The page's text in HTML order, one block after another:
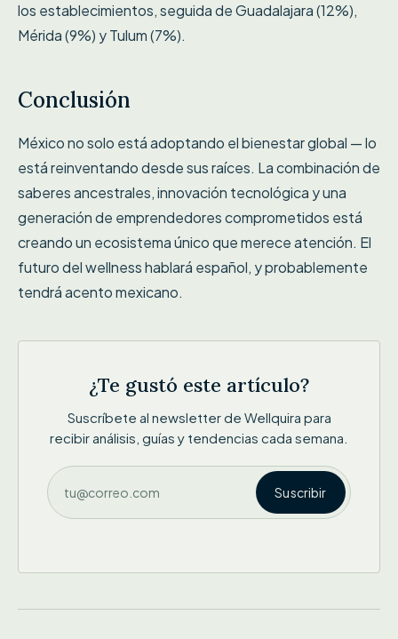
los establecimientos, seguida de Guadalajara (12%),
Mérida (9%) y Tulum (7%).
Conclusión
México no solo está adoptando el bienestar global — lo
está reinventando desde sus raíces. La combinación de
saberes ancestrales, innovación tecnológica y una
generación de emprendedores comprometidos está
creando un ecosistema único que merece atención. El
futuro del wellness hablará español, y probablemente
tendrá acento mexicano.
¿Te gustó este artículo?
Suscríbete al newsletter de Wellquira para
recibir análisis, guías y tendencias cada semana.
Suscribir